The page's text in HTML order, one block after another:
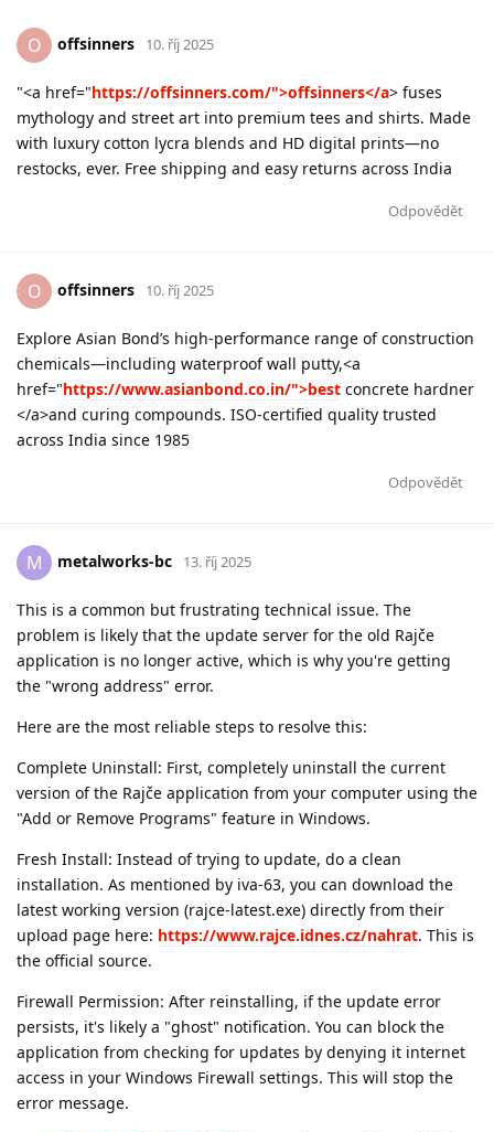
O offsinners 10. říj 2025
"<a href="https://offsinners.com/">offsinners</a> fuses
mythology and street art into premium tees and shirts. Made
with luxury cotton lycra blends and HD digital prints—no
restocks, ever. Free shipping and easy returns across India
Odpovědět
O offsinners 10. říj 2025
Explore Asian Bond’s high-performance range of construction
chemicals—including waterproof wall putty,<a
href="https://www.asianbond.co.in/">best concrete hardner
</a>and curing compounds. ISO-certified quality trusted
across India since 1985
Odpovědět
M metalworks-bc 13. říj 2025
This is a common but frustrating technical issue. The
problem is likely that the update server for the old Rajče
application is no longer active, which is why you're getting
the "wrong address" error.
Here are the most reliable steps to resolve this:
Complete Uninstall: First, completely uninstall the current
version of the Rajče application from your computer using the
"Add or Remove Programs" feature in Windows.
Fresh Install: Instead of trying to update, do a clean
installation. As mentioned by iva-63, you can download the
latest working version (rajce-latest.exe) directly from their
upload page here: https://www.rajce.idnes.cz/nahrat. This is
the official source.
Firewall Permission: After reinstalling, if the update error
persists, it's likely a "ghost" notification. You can block the
application from checking for updates by denying it internet
access in your Windows Firewall settings. This will stop the
error message.